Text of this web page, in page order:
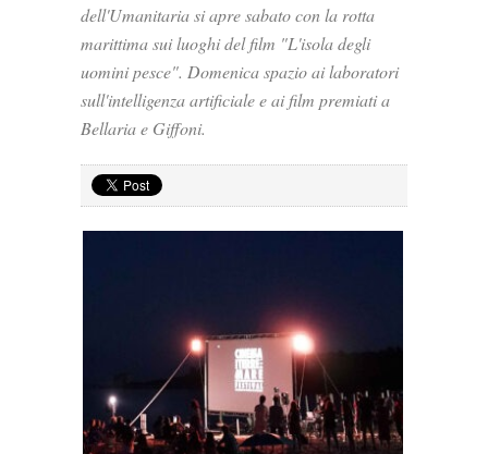
dell'Umanitaria si apre sabato con la rotta
marittima sui luoghi del film "L'isola degli
uomini pesce". Domenica spazio ai laboratori
sull'intelligenza artificiale e ai film premiati a
Bellaria e Giffoni.